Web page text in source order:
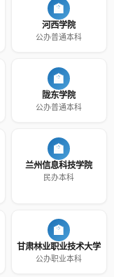
🏫
河西学院
公办普通本科
🏫
陇东学院
公办普通本科
🏫
兰州信息科技学院
民办本科
🏫
甘肃林业职业技术大学
公办职业本科